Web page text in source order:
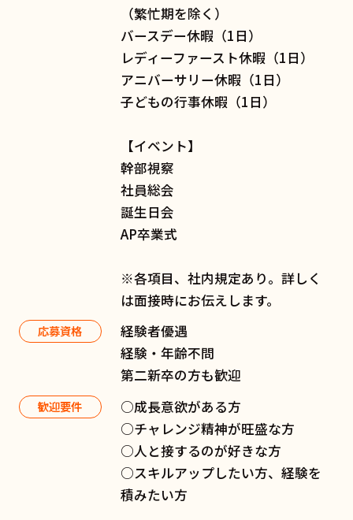
（繁忙期を除く）
バースデー休暇（1日）
レディーファースト休暇（1日）
アニバーサリー休暇（1日）
子どもの行事休暇（1日）
【イベント】
幹部視察
社員総会
誕生日会
AP卒業式
※各項目、社内規定あり。詳しく
は面接時にお伝えします。
応募資格
経験者優遇
経験・年齢不問
第二新卒の方も歓迎
歓迎要件
○成長意欲がある方
○チャレンジ精神が旺盛な方
○人と接するのが好きな方
○スキルアップしたい方、経験を
積みたい方